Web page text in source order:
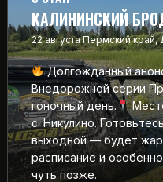
КАЛИНИНСКИЙ
22 августа Пермский край,
Долгожданный
Внедорожной серии
гоночный день.
с. Никулино.
выходной — будет
расписание и
чуть позже.